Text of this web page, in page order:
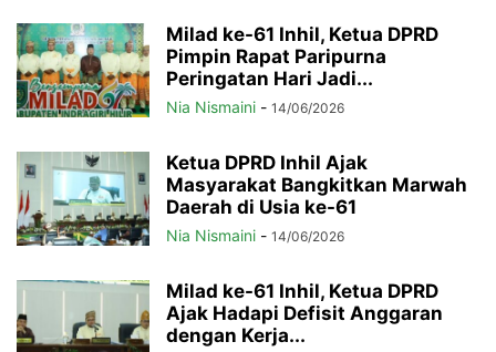
Milad ke-61 Inhil, Ketua DPRD
Pimpin Rapat Paripurna
Peringatan Hari Jadi...
Nia Nismaini - 14/06/2026
Ketua DPRD Inhil Ajak
Masyarakat Bangkitkan Marwah
Daerah di Usia ke-61
Nia Nismaini - 14/06/2026
Milad ke-61 Inhil, Ketua DPRD
Ajak Hadapi Defisit Anggaran
dengan Kerja...